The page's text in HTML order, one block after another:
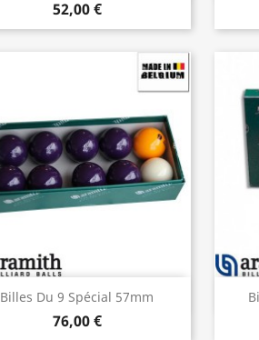
52,00 €
Billes Du 9 Spécial 57mm
76,00 €
 Aperçu rapide